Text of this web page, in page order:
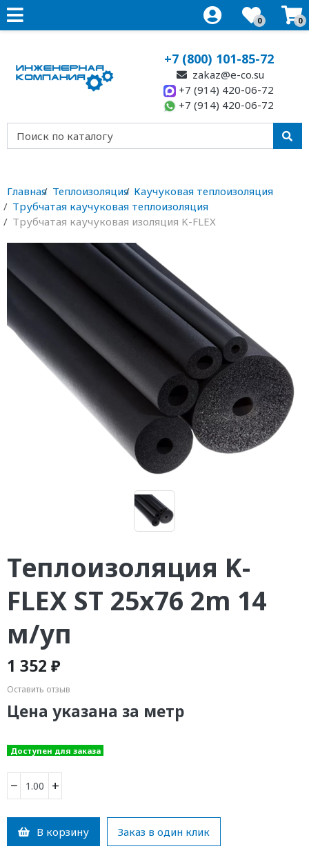
0 0
+7 (800) 101-85-72
zakaz@e-co.su
+7 (914) 420-06-72
+7 (914) 420-06-72
Главная Теплоизоляция Каучуковая теплоизоляция
Трубчатая каучуковая теплоизоляция
Трубчатая каучуковая изоляция K-FLEX
Теплоизоляция K-
FLEX ST 25x76 2m 14
м/уп
1 352 ₽
Оставить отзыв
Цена указана за метр
Доступен для заказа
− +
В корзину Заказ в один клик